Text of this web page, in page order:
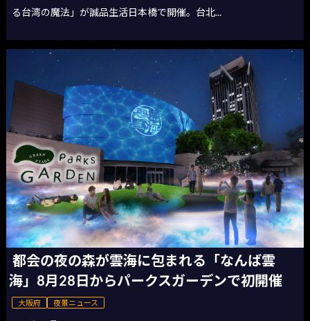
る台湾の魔法」が誠品生活日本橋で開催。台北...
都会の夜の森が雲海に包まれる「なんば雲
海」8月28日からパークスガーデンで初開催
大阪府 夜景ニュース